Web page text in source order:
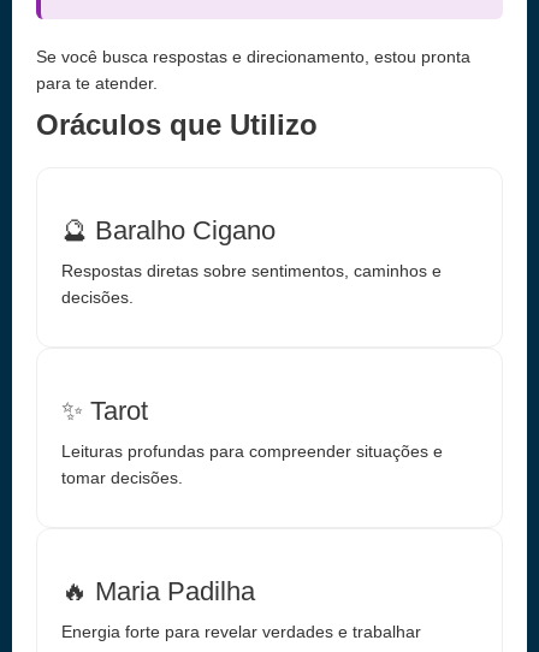
Se você busca respostas e direcionamento, estou pronta
para te atender.
Oráculos que Utilizo
🔮 Baralho Cigano
Respostas diretas sobre sentimentos, caminhos e
decisões.
✨ Tarot
Leituras profundas para compreender situações e
tomar decisões.
🔥 Maria Padilha
Energia forte para revelar verdades e trabalhar